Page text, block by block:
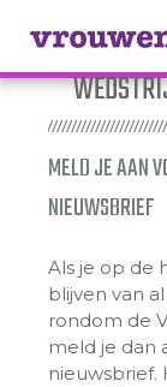
MELD JE AAN
NIEUWSBRIEF
Als je op de
blijven van
rondom de
meld je dan
nieuwsbrief.